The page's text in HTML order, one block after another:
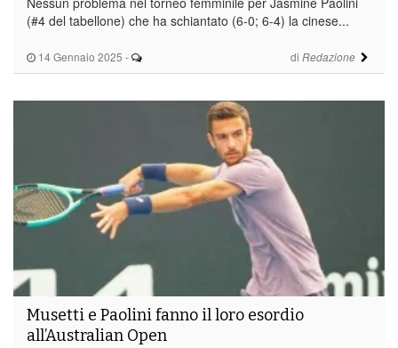
14 Gennaio 2025 - di Redazione
(#4 del tabellone) che ha schiantato (6-0; 6-4) la cinese...
Musetti e Paolini fanno il loro esordio
all’Australian Open